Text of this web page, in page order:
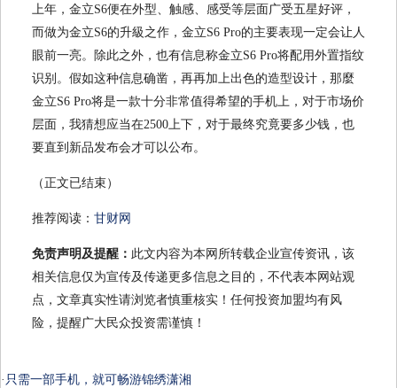
上年，金立S6便在外型、触感、感受等层面广受五星好评，
而做为金立S6的升級之作，金立S6 Pro的主要表现一定会让人
眼前一亮。除此之外，也有信息称金立S6 Pro将配用外置指纹
识别。假如这种信息确凿，再再加上出色的造型设计，那麼
金立S6 Pro将是一款十分非常值得希望的手机上，对于市场价
层面，我猜想应当在2500上下，对于最终究竟要多少钱，也
要直到新品发布会才可以公布。
（正文已结束）
推荐阅读： 甘财网
免责声明及提醒： 此文内容为本网所转载企业宣传资讯，该
相关信息仅为宣传及传递更多信息之目的，不代表本网站观
点，文章真实性请浏览者慎重核实！任何投资加盟均有风
险，提醒广大民众投资需谨慎！
· 只需一部手机，就可畅游锦绣潇湘